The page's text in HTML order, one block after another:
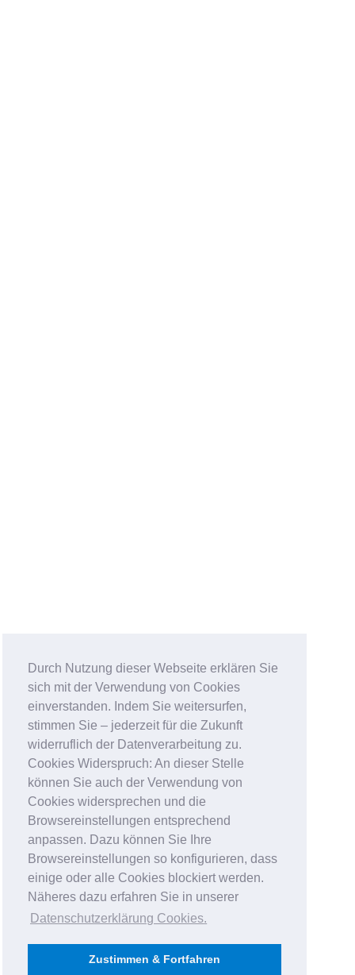
Durch Nutzung dieser Webseite erklären Sie
sich mit der Verwendung von Cookies
einverstanden. Indem Sie weitersurfen,
stimmen Sie – jederzeit für die Zukunft
widerruflich der Datenverarbeitung zu.
Cookies Widerspruch: An dieser Stelle
können Sie auch der Verwendung von
Cookies widersprechen und die
Browsereinstellungen entsprechend
anpassen. Dazu können Sie Ihre
Browsereinstellungen so konfigurieren, dass
einige oder alle Cookies blockiert werden.
Näheres dazu erfahren Sie in unserer
Datenschutzerklärung Cookies.
Zustimmen & Fortfahren